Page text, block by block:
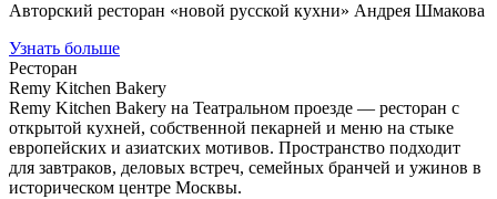
Авторский ресторан «новой русской кухни» Андрея Шмакова
Узнать больше
Ресторан
Remy Kitchen Bakery
Remy Kitchen Bakery на Театральном проезде — ресторан с
открытой кухней, собственной пекарней и меню на стыке
европейских и азиатских мотивов. Пространство подходит
для завтраков, деловых встреч, семейных бранчей и ужинов в
историческом центре Москвы.